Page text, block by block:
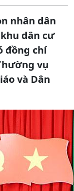
nhân dân
dân cư
đồng chí
vụ
và Dân